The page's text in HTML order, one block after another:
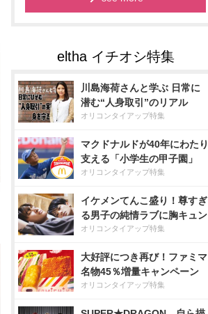
川島海荷さんと学ぶ 日常に
潜む“人身取引”のリアル
オリコンタイアップ特集
マクドナルドが40年にわたり
支える「小学生の甲子園」
オリコンタイアップ特集
イケメンてんこ盛り！尊すぎ
る男子の純情ラブに胸キュン
オリコンタイアップ特集
大好評につき再び！ファミマ
名物45％増量キャンペーン
オリコンタイアップ特集